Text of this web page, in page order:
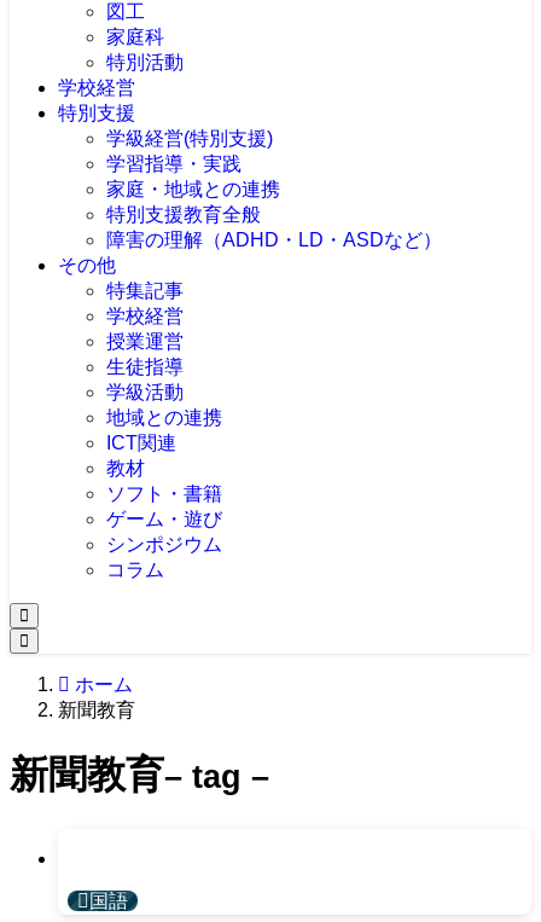
図工
家庭科
特別活動
学校経営
特別支援
学級経営(特別支援)
学習指導・実践
家庭・地域との連携
特別支援教育全般
障害の理解（ADHD・LD・ASDなど）
その他
特集記事
学校経営
授業運営
生徒指導
学級活動
地域との連携
ICT関連
教材
ソフト・書籍
ゲーム・遊び
シンポジウム
コラム
ホーム
新聞教育
新聞教育– tag –
国語